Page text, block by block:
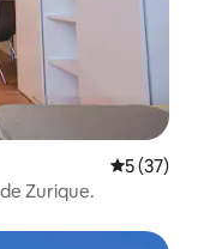
5 de uma
5 (37)
Zurique.